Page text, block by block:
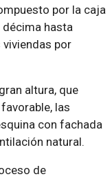
por la caja
décima hasta
por
altura, que
las
con fachada
natural.
de